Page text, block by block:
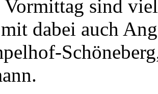
Vormittag sind
dabei auch